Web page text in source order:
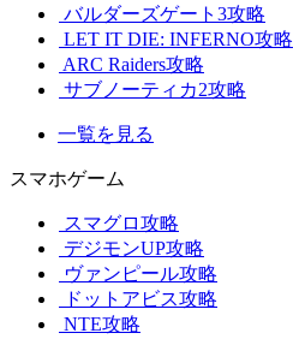
バルダーズゲート3攻略
LET IT DIE: INFERNO攻略
ARC Raiders攻略
サブノーティカ2攻略
一覧を見る
スマホゲーム
スマグロ攻略
デジモンUP攻略
ヴァンピール攻略
ドットアビス攻略
NTE攻略